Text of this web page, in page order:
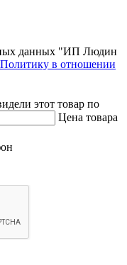
данных "ИП Людин
Политику в отношении
этот товар по
Цена товара